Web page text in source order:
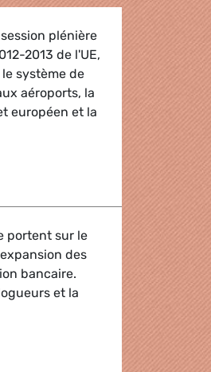
plénière
2013 de l'UE,
système de
aéroports, la
européen et la
portent sur le
des
bancaire.
et la